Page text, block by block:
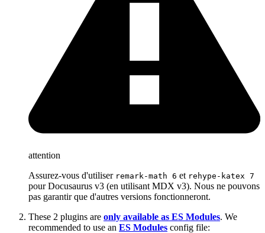
attention
Assurez-vous d'utiliser remark-math 6 et rehype-katex 7
pour Docusaurus v3 (en utilisant MDX v3). Nous ne pouvons
pas garantir que d'autres versions fonctionneront.
These 2 plugins are only available as ES Modules. We
recommended to use an ES Modules config file: